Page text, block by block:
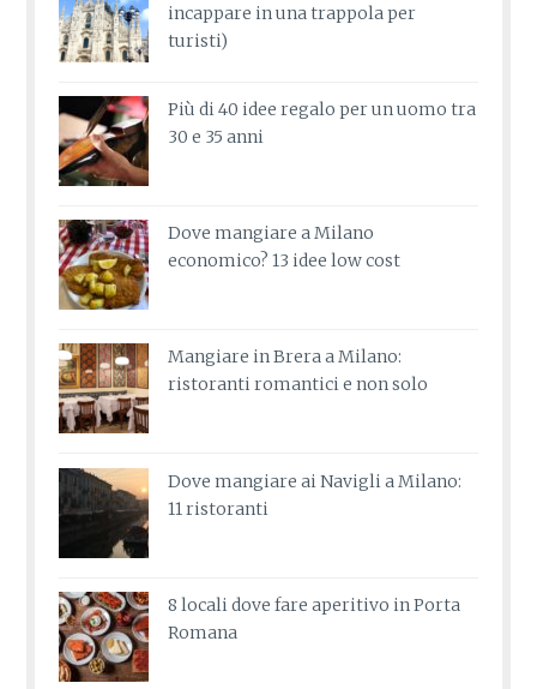
incappare in una trappola per
turisti)
Più di 40 idee regalo per un uomo tra
30 e 35 anni
Dove mangiare a Milano
economico? 13 idee low cost
Mangiare in Brera a Milano:
ristoranti romantici e non solo
Dove mangiare ai Navigli a Milano:
11 ristoranti
8 locali dove fare aperitivo in Porta
Romana